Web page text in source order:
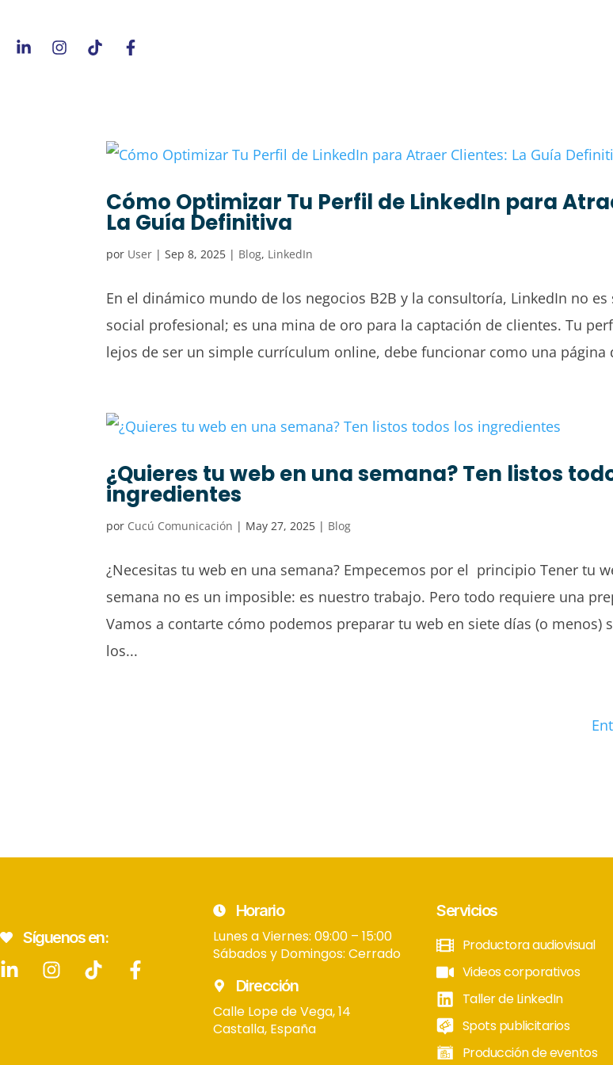
Cómo Optimizar Tu Perfil de LinkedIn para
La Guía Definitiva
por User |Sep 8, 2025 | Blog, LinkedIn
En el dinámico mundo de los negocios B2B y la consultoría, LinkedIn no es
social profesional; es una mina de oro para la captación de clientes. Tu
lejos de ser un simple currículum online, debe funcionar como una página
¿Quieres tu web en una semana? Ten listos
ingredientes
por Cucú Comunicación | May 27, 2025 | Blog
¿Necesitas tu web en una semana? Empecemos por el principio Tener tu
semana no es un imposible: es nuestro trabajo. Pero todo requiere una
Vamos a contarte cómo podemos preparar tu web en siete días (o menos)
los...
Síguenos en:
Horario
Lunes a Viernes: 09:00 – 15:00
Sábados y Domingos: Cerrado
Dirección
Calle Lope de Vega, 14
Castalla, España
Servicios
Productora audiovisual
Videos corporativos
Taller de LinkedIn
Spots publicitarios
Producción de eventos